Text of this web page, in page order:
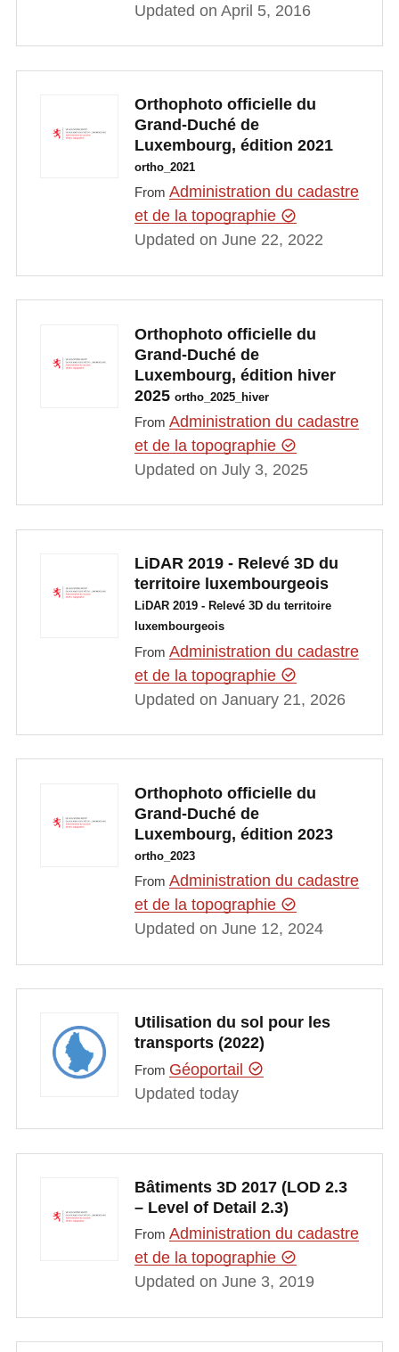
Updated on April 5, 2016
Orthophoto officielle du
Grand-Duché de
Luxembourg, édition 2021
ortho_2021
From Administration du cadastre
et de la topographie
Updated on June 22, 2022
Orthophoto officielle du
Grand-Duché de
Luxembourg, édition hiver
2025 ortho_2025_hiver
From Administration du cadastre
et de la topographie
Updated on July 3, 2025
LiDAR 2019 - Relevé 3D du
territoire luxembourgeois
LiDAR 2019 - Relevé 3D du territoire
luxembourgeois
From Administration du cadastre
et de la topographie
Updated on January 21, 2026
Orthophoto officielle du
Grand-Duché de
Luxembourg, édition 2023
ortho_2023
From Administration du cadastre
et de la topographie
Updated on June 12, 2024
Utilisation du sol pour les
transports (2022)
From Géoportail
Updated today
Bâtiments 3D 2017 (LOD 2.3
– Level of Detail 2.3)
From Administration du cadastre
et de la topographie
Updated on June 3, 2019